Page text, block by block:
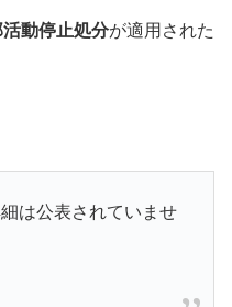
動停止処分が適用された
は公表されていませ